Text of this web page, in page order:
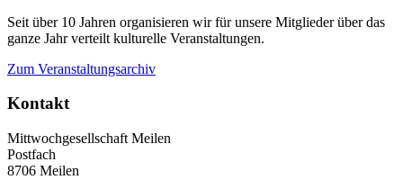
Seit über 10 Jahren organisieren wir für unsere Mitglieder über das
ganze Jahr verteilt kulturelle Veranstaltungen.
Zum Veranstaltungsarchiv
Kontakt
Mittwochgesellschaft Meilen
Postfach
8706 Meilen